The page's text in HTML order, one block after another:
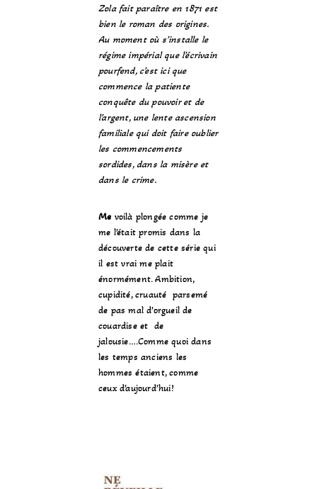
Zola fait paraître en 1871 est
bien le roman des origines.
Au moment où s’installe le
régime impérial que l’écrivain
pourfend, c’est ici que
commence la patiente
conquête du pouvoir et de
l’argent, une lente ascension
familiale qui doit faire oublier
les commencements
sordides, dans la misère et
dans le crime.
Me voilà plongée comme je
me l’était promis dans la
découverte de cette série qui
il est vrai me plait
énormément. Ambition,
cupidité, cruauté parsemé
de pas mal d’orgueil de
couardise et de
jalousie….Comme quoi dans
les temps anciens les
hommes étaient, comme
ceux d’aujourd’hui!